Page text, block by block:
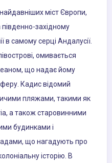
міст Європи,
західному
в самому серці Андалусії.
омивається
що надає йому
Кадис відомий
пляжами, такими як
а також старовинними
будинками і
що нагадують про
історію. В